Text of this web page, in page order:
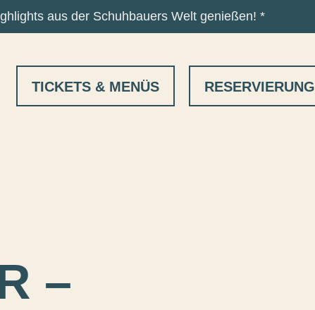
aus der Schuhbauers Welt genießen! *
TICKETS & MENÜS RESERVIERUNG
–